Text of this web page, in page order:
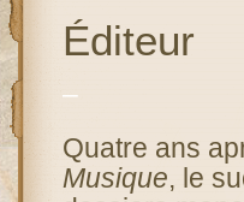
Éditeur
–
Quatre ans
Musique, le